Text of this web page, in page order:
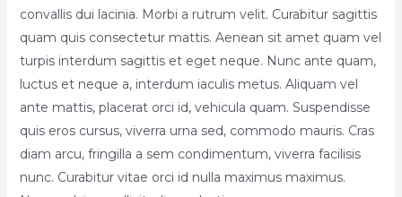
convallis dui lacinia. Morbi a rutrum velit. Curabitur sagittis
quam quis consectetur mattis. Aenean sit amet quam vel
turpis interdum sagittis et eget neque. Nunc ante quam,
luctus et neque a, interdum iaculis metus. Aliquam vel
ante mattis, placerat orci id, vehicula quam. Suspendisse
quis eros cursus, viverra urna sed, commodo mauris. Cras
diam arcu, fringilla a sem condimentum, viverra facilisis
nunc. Curabitur vitae orci id nulla maximus maximus.